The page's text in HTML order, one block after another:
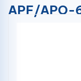
APF/APO-